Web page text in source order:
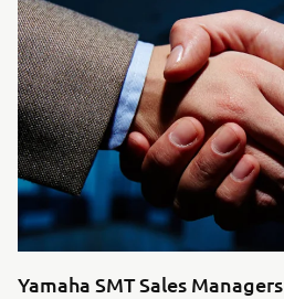
Yamaha SMT Sales Managers